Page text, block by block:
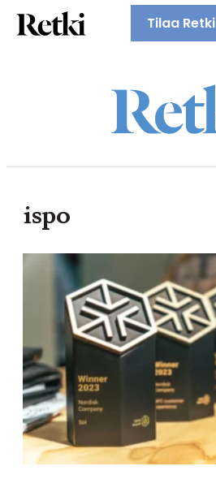
Siirry
suoraan
Retki-lehti
Tilaa Retki
ispo